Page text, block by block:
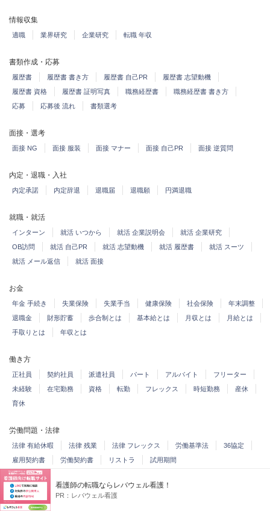
情報収集
適職 業界研究 企業研究 転職 年収
書類作成・応募
履歴書 履歴書 書き方 履歴書 自己PR
履歴書 志望動機
履歴書 資格
履歴書 証明写真 職務経歴書
職務経歴書 書き方
応募
応募後 流れ 書類選考
面接・選考
面接 NG 面接 服装 面接 マナー 面接 自己PR 面接 逆質問
内定・退職・入社
内定承諾 内定辞退 退職届 退職願 円満退職
就職・就活
インターン 就活 いつから 就活 企業説明会
就活 企業研究
OB訪問
就活 自己PR 就活 志望動機 就活 履歴書
就活 スーツ
就活 メール返信
就活 面接
お金
年金 手続き 失業保険 失業手当 健康保険 社会保険
年末調整
退職金
財形貯蓄 歩合制とは 基本給とは 月収とは
月給とは
手取りとは
年収とは
働き方
正社員 契約社員 派遣社員 パート アルバイト
フリーター
未経験
在宅勤務 資格 転勤 フレックス 時短勤務
産休
育休
労働問題・法律
法律 有給休暇 法律 残業 法律 フレックス 労働基準法
36協定
雇用契約書
労働契約書 リストラ 試用期間
職場・人間関係
パワハラ
看護師の転職ならレバウェル看護！
PR： レバウェル看護